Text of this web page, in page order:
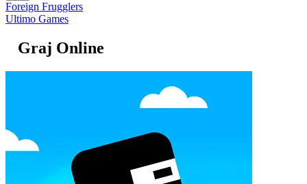
Foreign Frugglers
Ultimo Games
Graj Online